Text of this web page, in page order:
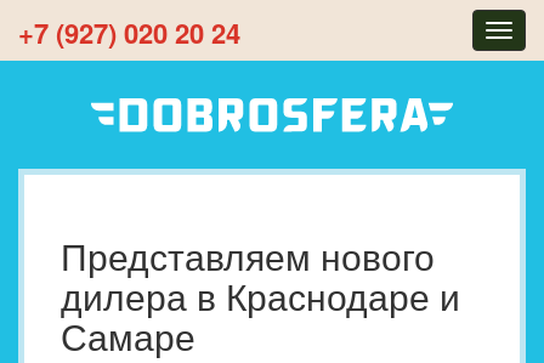
+7 (927) 020 20 24
Представляем нового
дилера в Краснодаре и
Самаре